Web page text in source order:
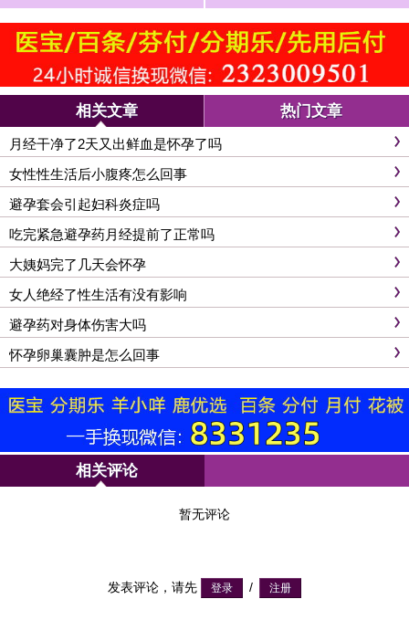
相关文章 热门文章
月经干净了2天又出鲜血是怀孕了吗
女性性生活后小腹疼怎么回事
避孕套会引起妇科炎症吗
吃完紧急避孕药月经提前了正常吗
大姨妈完了几天会怀孕
女人绝经了性生活有没有影响
避孕药对身体伤害大吗
怀孕卵巢囊肿是怎么回事
相关评论
暂无评论
发表评论，请先 /